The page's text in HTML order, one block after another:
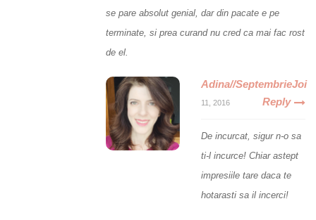
se pare absolut genial, dar din pacate e pe
terminate, si prea curand nu cred ca mai fac rost
de el.
Adina//SeptembrieJoi
11, 2016 Reply
De incurcat, sigur n-o sa
ti-l incurce! Chiar astept
impresiile tare daca te
hotarasti sa il incerci!